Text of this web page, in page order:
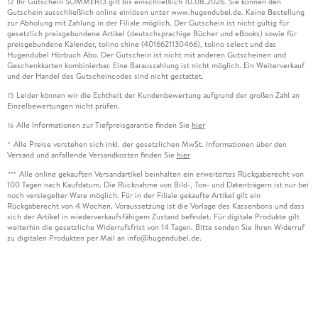
Gutschein ausschließlich online einlösen unter www.hugendubel.de. Keine Bestellung
zur Abholung mit Zahlung in der Filiale möglich. Der Gutschein ist nicht gültig für
gesetzlich preisgebundene Artikel (deutschsprachige Bücher und eBooks) sowie für
preisgebundene Kalender, tolino shine (4016621130466), tolino select und das
Hugendubel Hörbuch Abo. Der Gutschein ist nicht mit anderen Gutscheinen und
Geschenkkarten kombinierbar. Eine Barauszahlung ist nicht möglich. Ein Weiterverkauf
und der Handel des Gutscheincodes sind nicht gestattet.
15 Leider können wir die Echtheit der Kundenbewertung aufgrund der großen Zahl an
Einzelbewertungen nicht prüfen.
16 Alle Informationen zur Tiefpreisgarantie finden Sie hier
* Alle Preise verstehen sich inkl. der gesetzlichen MwSt. Informationen über den
Versand und anfallende Versandkosten finden Sie hier
*** Alle online gekauften Versandartikel beinhalten ein erweitertes Rückgaberecht von
100 Tagen nach Kaufdatum. Die Rücknahme von Bild-, Ton- und Datenträgern ist nur bei
noch versiegelter Ware möglich. Für in der Filiale gekaufte Artikel gilt ein
Rückgaberecht von 4 Wochen. Voraussetzung ist die Vorlage des Kassenbons und dass
sich der Artikel in wiederverkaufsfähigem Zustand befindet. Für digitale Produkte gilt
weiterhin die gesetzliche Widerrufsfrist von 14 Tagen. Bitte senden Sie Ihren Widerruf
zu digitalen Produkten per Mail an info@hugendubel.de.